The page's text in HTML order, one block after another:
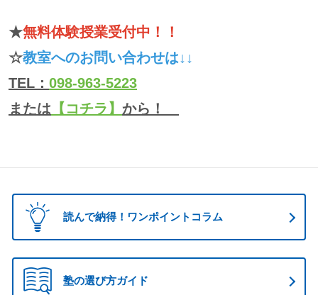
★無料体験授業受付中！！
☆教室へのお問い合わせは↓↓
TEL： 098-963-5223
または 【コチラ】 から！
読んで納得！ワンポイントコラム
塾の選び方ガイド